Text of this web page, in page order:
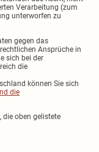
Verarbeitung (zum
unterworfen zu
gegen das
Ansprüche in
sich bei der
die
können Sie sich
die
die oben gelistete